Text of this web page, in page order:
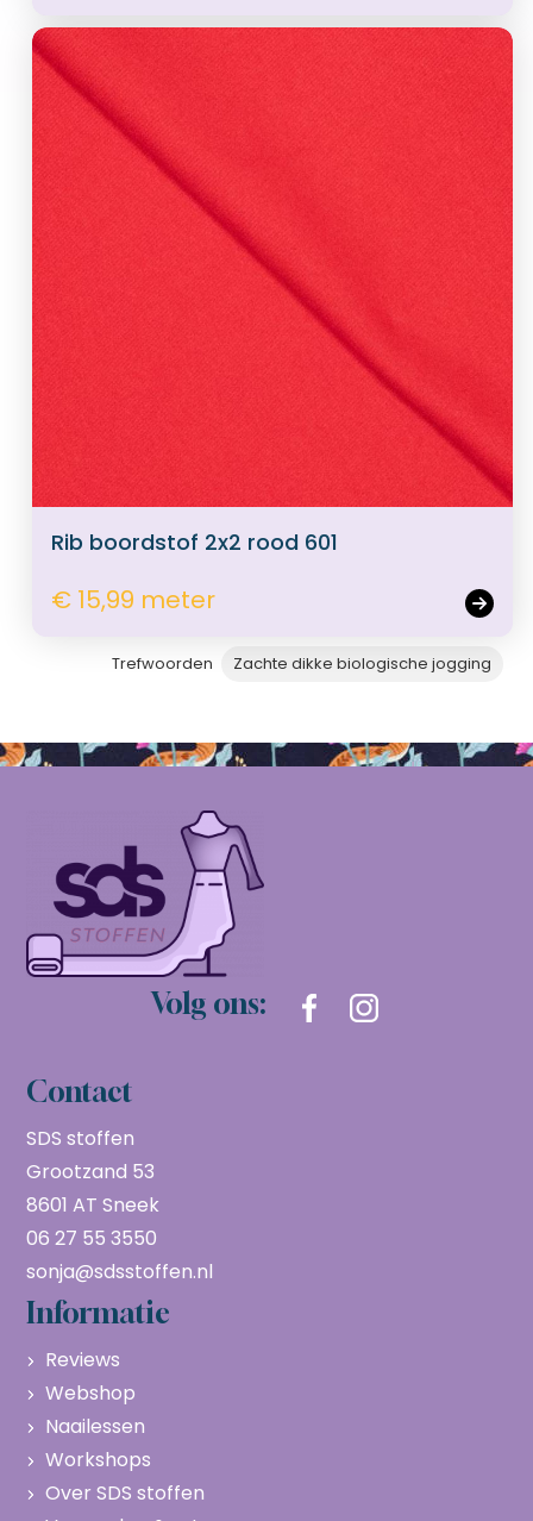
Rib boordstof 2x2 rood 601
€ 15,99 meter
Trefwoorden Zachte dikke biologische jogging
Volg ons:
Contact
SDS stoffen
Grootzand 53
8601 AT Sneek
06 27 55 3550
sonja@sdsstoffen.nl
Informatie
Reviews
Webshop
Naailessen
Workshops
Over SDS stoffen